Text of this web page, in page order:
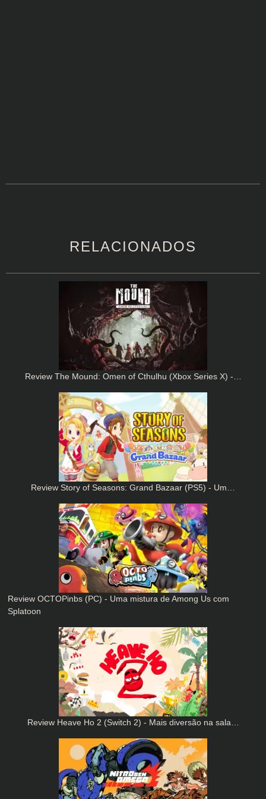
RELACIONADOS
Review The Mound: Omen of Cthulhu (Xbox Series X) -…
Review Story of Seasons: Grand Bazaar (PS5) - Um…
Review OCTOPinbs (PC) - Uma mistura de Among Us com
Splatoon
Review Heave Ho 2 (Switch 2) - Mais diversão na sala…